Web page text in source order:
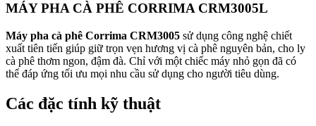
MÁY PHA CÀ PHÊ CORRIMA CRM3005L
Máy pha cà phê Corrima CRM3005 sử dụng công nghệ chiết
xuất tiên tiến giúp giữ trọn vẹn hương vị cà phê nguyên bản, cho ly
cà phê thơm ngon, đậm đà. Chỉ với một chiếc máy nhỏ gọn đã có
thể đáp ứng tối ưu mọi nhu cầu sử dụng cho người tiêu dùng.
Các đặc tính kỹ thuật